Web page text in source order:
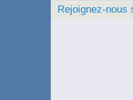
Rejoignez-nous